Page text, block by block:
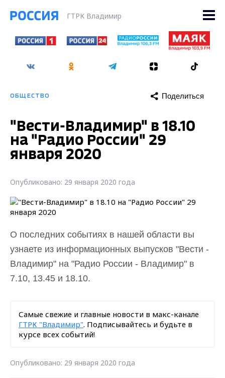
ГТРК Владимир
ОБЩЕСТВО Поделиться
"Вести-Владимир" в 18.10
на "Радио России" 29
января 2020
Опубликовано: 29 января 2020 года
О последних событиях в нашей области вы
узнаете из информационных выпусков "Вести -
Владимир" на "Радио России - Владимир" в
7.10, 13.45 и 18.10.
Самые свежие и главные новости в макс-канале
ГТРК "Владимир". Подписывайтесь и будьте в
курсе всех событий!
Опубликовано: 29 января 2020 года